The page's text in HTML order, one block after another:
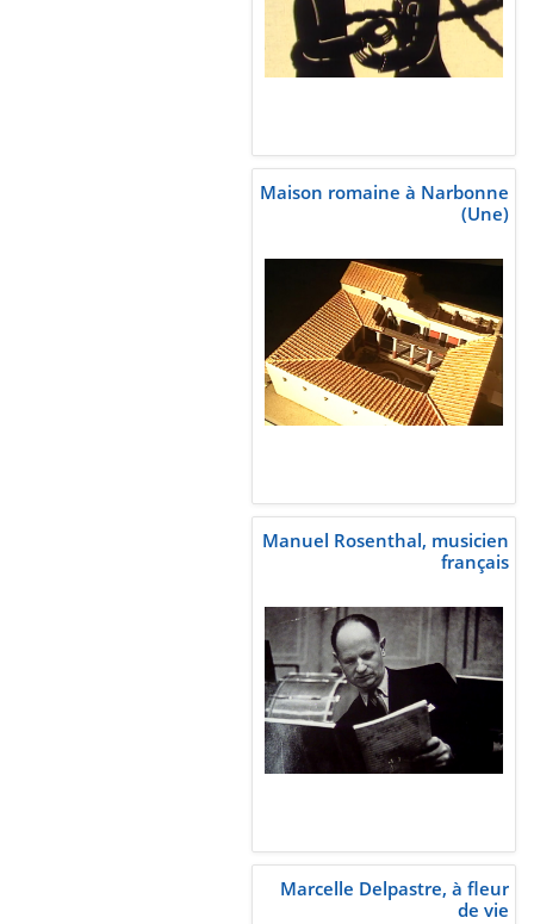
Maison romaine à Narbonne
(Une)
Manuel Rosenthal, musicien
français
Marcelle Delpastre, à fleur
de vie